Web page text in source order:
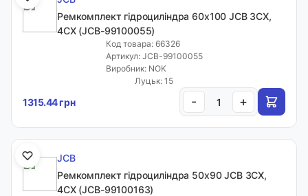
Каталог товарів
sales.sealmarket@gmail.com
Волинська обл. с. Рованці, вул. Тополева, 40
Графік роботи:
ПН-ПТ: 9:00-18:00
СБ: 10:00-15:00
Ремкомплект гідроциліндра 60x100 JCB 3CX,
4CX (JCB-99100055)
Код товара: 66326
Артикул: JCB-99100055
Виробник: NOK
Луцьк: 15
1315.44 грн - +
JCB
Ремкомплект гідроциліндра 50x90 JCB 3CX,
4CX (JCB-99100163)